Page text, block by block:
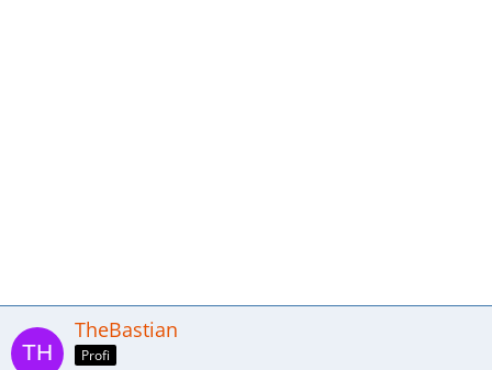
TheBastian
Profi